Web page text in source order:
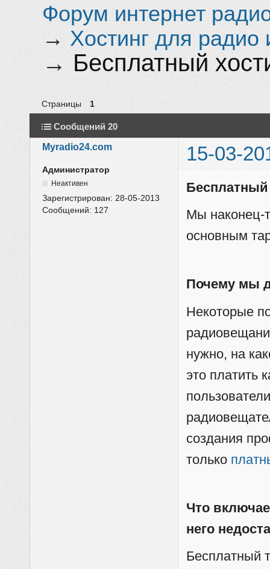
Форум интернет
→ Хостинг для радио
→ Бесплатный
Страницы 1
Сообщений 20
Myradio24.com
15-03-
Администратор
Неактивен
Зарегистрирован:28-05-2013
Сообщений: 127
Бесплатный
Мы наконец-
основным
Почему мы
Некоторые
нужно, на
это платить
создания
только
Что
него
Бесплатный